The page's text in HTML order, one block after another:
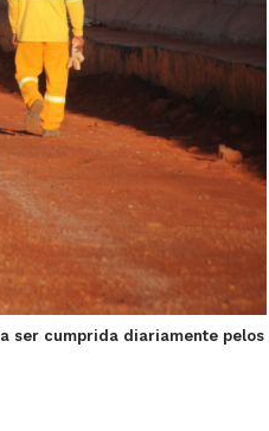
ser cumprida diariamente pelos